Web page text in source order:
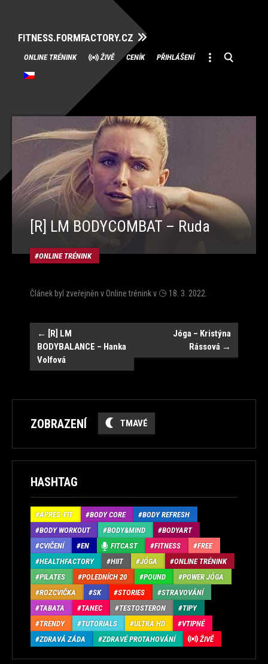
FITNESS.FORMFACTORY.CZ
Přeskočit
na
obsah
ONLINE TRÉNINK ŽIVĚ CENÍK PŘIHLÁŠENÍ
[R] LM BODYCOMBAT – Ruda
ONLINE TRÉNINK
Článek byl zveřejněn vOnline tréninkv 18. 3. 2022
Navigace
← [R] LM
BODYBALANCE – Hanka
Volfová
Jóga – Kristýna
Rássová →
ZOBRAZENÍ TMAVÉ
HASHTAG
APRÉS-FIT BODY CORE
BODY REFRESH
BODY WORKOUT
BODY&MIND
BODYART
CVIČENÍ
EN FITCAST FITNESS
FREE
HEALTHFACTORY
HIIT JÓGA
ONLINE TRÉNINK
PILATES
POLEDNÍCH 20 POUND
POWER JÓGA
ROZCVIČKA
SK STORIES
STRAVOVÁNÍ
TABATA
TANEC TESTOSTERON
TIPY
TRENDY
TUTORIALS ULTRA HD
VTIPNÉ
ZDRAVÁ ZÁDA
ZDRAVÉ PROTAHOVÁNÍ ŽIVĚ